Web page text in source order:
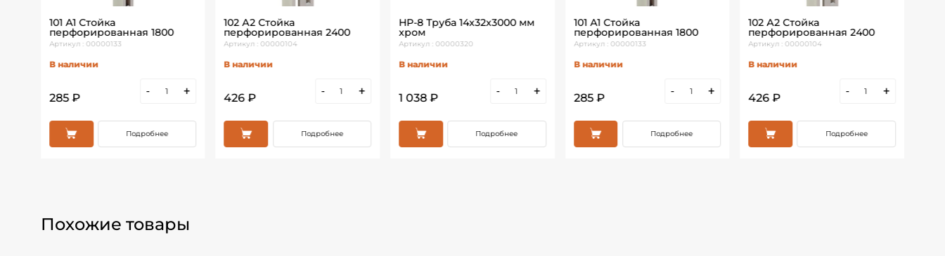
101 А1 Стойка
перфорированная 1800
Артикул : 00000133
В наличии
285 ₽
- +
Подробнее
102 А2 Стойка
перфорированная 2400
Артикул : 00000104
В наличии
426 ₽
- +
Подробнее
HP-8 Труба 14х32х3000 мм
хром
Артикул : 00000320
В наличии
1 038 ₽
- +
Подробнее
101 А1 Стойка
перфорированная 1800
Артикул : 00000133
В наличии
285 ₽
- +
Подробнее
102 А2 Стойка
перфорированная 2400
Артикул : 00000104
В наличии
426 ₽
- +
Подробнее
Похожие товары